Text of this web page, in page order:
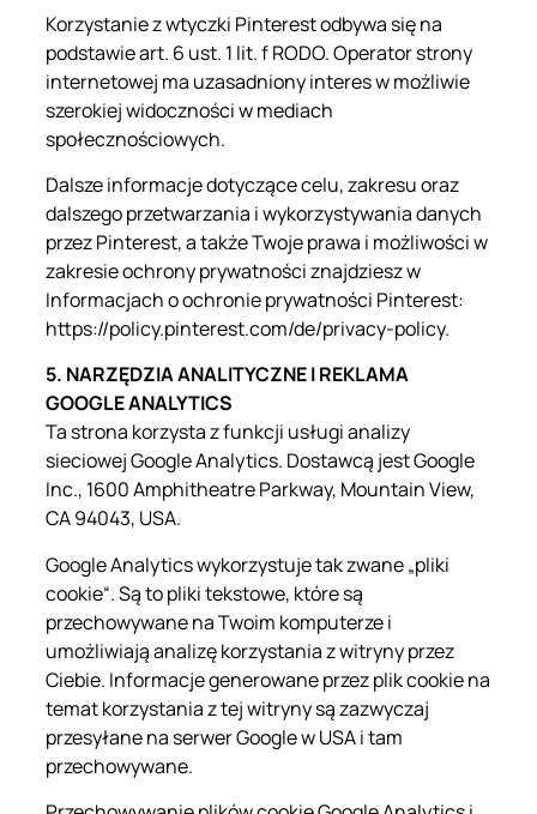
Korzystanie z wtyczki Pinterest odbywa się na
podstawie art. 6 ust. 1 lit. f RODO. Operator strony
internetowej ma uzasadniony interes w możliwie
szerokiej widoczności w mediach
społecznościowych.
Dalsze informacje dotyczące celu, zakresu oraz
dalszego przetwarzania i wykorzystywania danych
przez Pinterest, a także Twoje prawa i możliwości w
zakresie ochrony prywatności znajdziesz w
Informacjach o ochronie prywatności Pinterest:
https://policy.pinterest.com/de/privacy-policy.
5. NARZĘDZIA ANALITYCZNE I REKLAMA
GOOGLE ANALYTICS
Ta strona korzysta z funkcji usługi analizy
sieciowej Google Analytics. Dostawcą jest Google
Inc., 1600 Amphitheatre Parkway, Mountain View,
CA 94043, USA.
Google Analytics wykorzystuje tak zwane „pliki
cookie“. Są to pliki tekstowe, które są
przechowywane na Twoim komputerze i
umożliwiają analizę korzystania z witryny przez
Ciebie. Informacje generowane przez plik cookie na
temat korzystania z tej witryny są zazwyczaj
przesyłane na serwer Google w USA i tam
przechowywane.